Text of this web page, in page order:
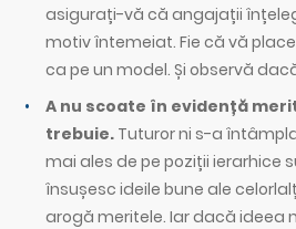
asigurați-vă că angajații
motiv întemeiat. Fie că vă
ca pe un model. Și observă
A nu scoate în evidență
trebuie. Tuturor ni s-a
mai ales de pe poziții ierarhice
însușesc ideile bune ale
arogă meritele. Iar dacă ideea